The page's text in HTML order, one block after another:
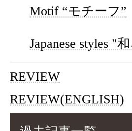
Motif “モチーフ”
Japanese styles "
REVIEW
REVIEW(ENGLISH)